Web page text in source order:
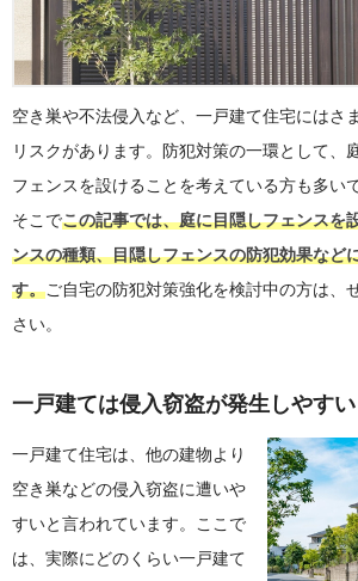
空き巣や不法侵入など、一戸建て住宅にはさ
リスクがあります。防犯対策の一環として、
フェンスを設けることを考えている方も多い
そこでこの記事では、庭に目隠しフェンスを
ンスの種類、目隠しフェンスの防犯効果など
す。ご自宅の防犯対策強化を検討中の方は、
さい。
一戸建ては侵入窃盗が発生しやすい
一戸建て住宅は、他の建物より
空き巣などの侵入窃盗に遭いや
すいと言われています。ここで
は、実際にどのくらい一戸建て